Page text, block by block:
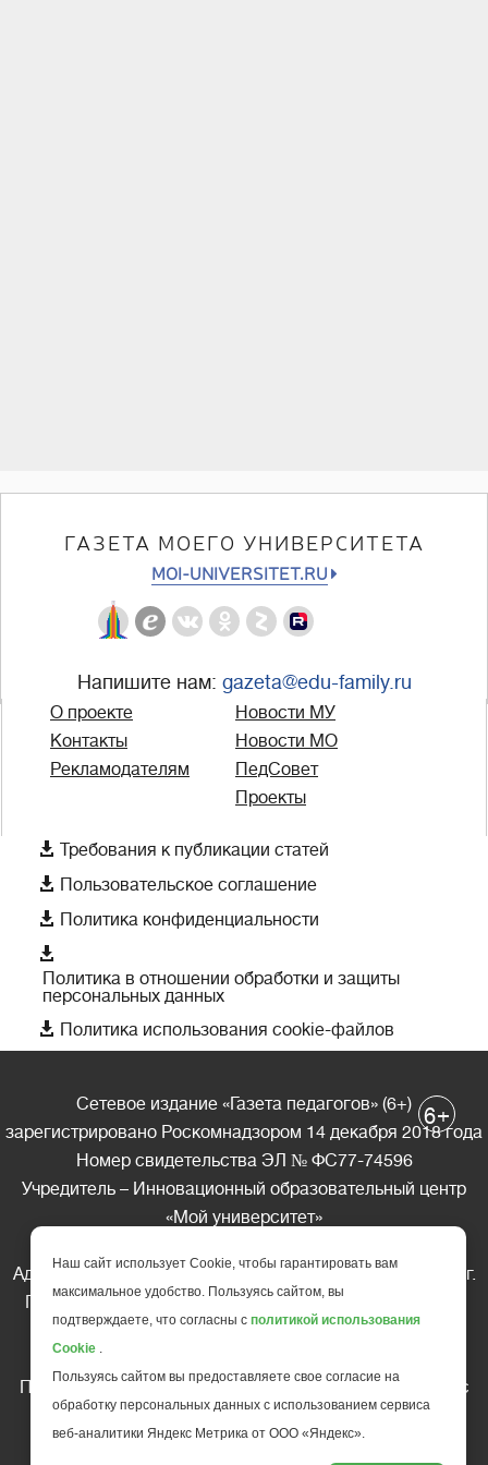
ГАЗЕТА МОЕГО УНИВЕРСИТЕТА
MOI-UNIVERSITET.RU
Напишите нам: gazeta@edu-family.ru
О проекте
Контакты
Рекламодателям
Новости МУ
Новости МО
ПедСовет
Проекты
 Требования к публикации статей
 Пользовательское соглашение
 Политика конфиденциальности

Политика в отношении обработки и защиты
персональных данных
 Политика использования cookie-файлов
Сетевое издание «Газета педагогов» (6+)
зарегистрировано Роскомнадзором 14 декабря 2018 года
Номер свидетельства ЭЛ № ФС77-74596
Учредитель – Инновационный образовательный центр
«Мой университет»
Адрес редакции: 185035 Россия, Республика Карелия, г.
Петрозаводск, ул. Фридриха Энгельса д.10, офис 211
Телефон редакции: +7 (499) 685-10-45
Перепечатка материалов газеты допускается только c
письменного разрешения редакции
Ссылка на «Газету педагогов» обязательна.
6+
Наш сайт использует Cookie, чтобы гарантировать вам
максимальное удобство. Пользуясь сайтом, вы
подтверждаете, что согласны с политикой использования
Cookie .
Пользуясь сайтом вы предоставляете свое согласие на
обработку персональных данных с использованием сервиса
веб-аналитики Яндекс Метрика от ООО «Яндекс».